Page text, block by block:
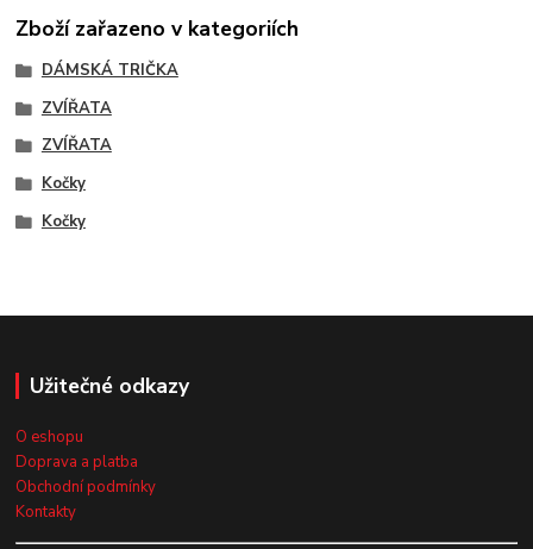
Zboží zařazeno v kategoriích
DÁMSKÁ TRIČKA
ZVÍŘATA
ZVÍŘATA
Kočky
Kočky
Užitečné odkazy
O eshopu
Doprava a platba
Obchodní podmínky
Kontakty